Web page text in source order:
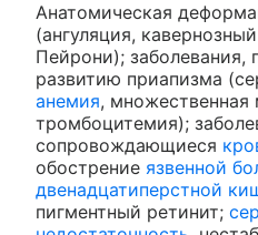
Анатомическая
(ангуляция,
Пейрони); заболевания,
развитию приапизма
анемия, множественная
тромбоцитемия);
сопровождающиеся
обострение язвенной
двенадцатиперстной
пигментный ретинит;